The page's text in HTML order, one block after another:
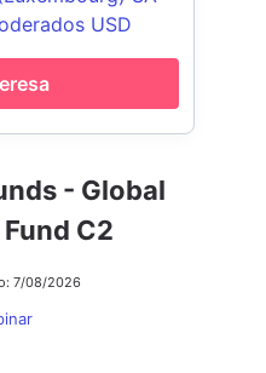
- Global
C2
7/08/2026
USD